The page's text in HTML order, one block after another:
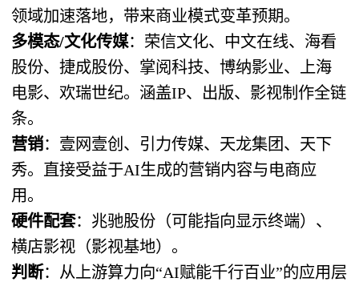
领域加速落地，带来商业模式变革预期。
多模态/文化传媒：荣信文化、中文在线、海看
股份、捷成股份、掌阅科技、博纳影业、上海
电影、欢瑞世纪。涵盖IP、出版、影视制作全链
条。
营销：壹网壹创、引力传媒、天龙集团、天下
秀。直接受益于AI生成的营销内容与电商应
用。
硬件配套：兆驰股份（可能指向显示终端）、
横店影视（影视基地）。
判断：从上游算力向“AI赋能千行百业”的应用层